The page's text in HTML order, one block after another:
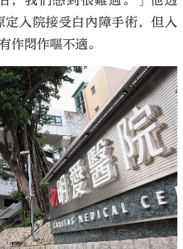
入院接受白內障手術，但入
作悶作嘔不適。